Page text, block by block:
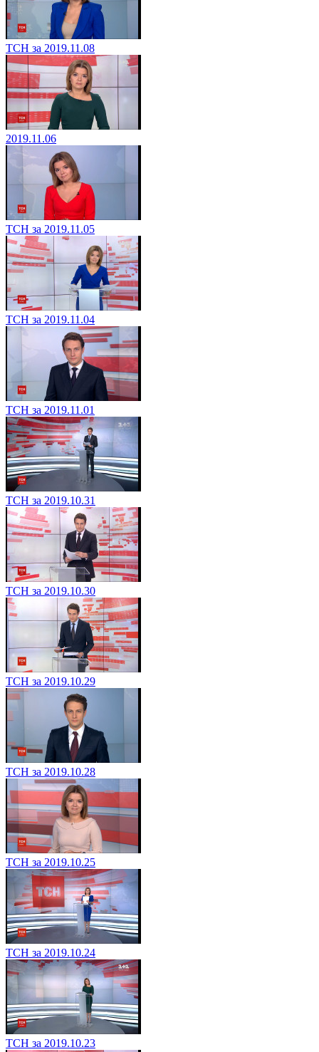
ТСН за 2019.11.08
2019.11.06
ТСН за 2019.11.05
ТСН за 2019.11.04
ТСН за 2019.11.01
ТСН за 2019.10.31
ТСН за 2019.10.30
ТСН за 2019.10.29
ТСН за 2019.10.28
ТСН за 2019.10.25
ТСН за 2019.10.24
ТСН за 2019.10.23